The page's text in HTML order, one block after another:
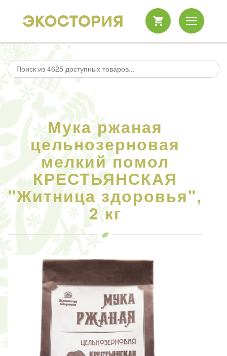
Мука ржаная
цельнозерновая
мелкий помол
КРЕСТЬЯНСКАЯ
"Житница здоровья",
2 кг